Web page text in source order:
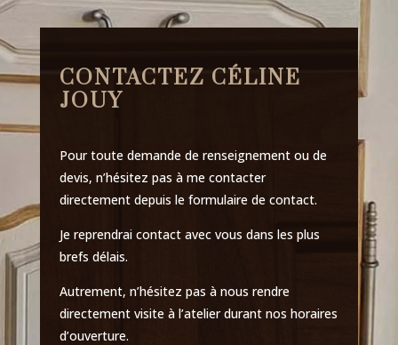
CONTACTEZ CÉLINE
JOUY
Pour toute demande de renseignement ou de
devis, n’hésitez pas à me contacter
directement depuis le formulaire de contact.
Je reprendrai contact avec vous dans les plus
brefs délais.
Autrement, n’hésitez pas à nous rendre
directement visite à l’atelier durant nos horaires
d’ouverture.